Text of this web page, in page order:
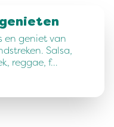
en geniet van
Salsa,
reggae, f…